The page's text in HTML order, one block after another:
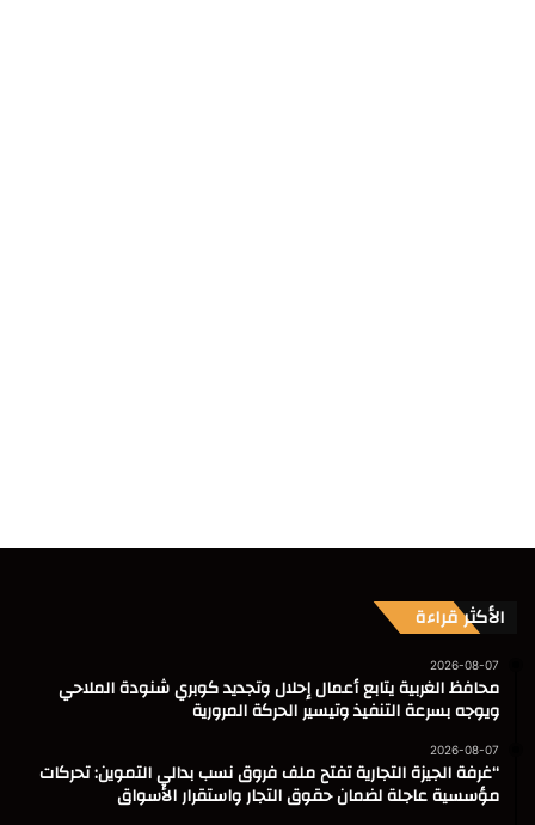
الأكثر قراءة
2026-08-07
محافظ الغربية يتابع أعمال إحلال وتجديد كوبري شنودة الملاحي
ويوجه بسرعة التنفيذ وتيسير الحركة المرورية
2026-08-07
“غرفة الجيزة التجارية تفتح ملف فروق نسب بدالي التموين: تحركات
مؤسسية عاجلة لضمان حقوق التجار واستقرار الأسواق